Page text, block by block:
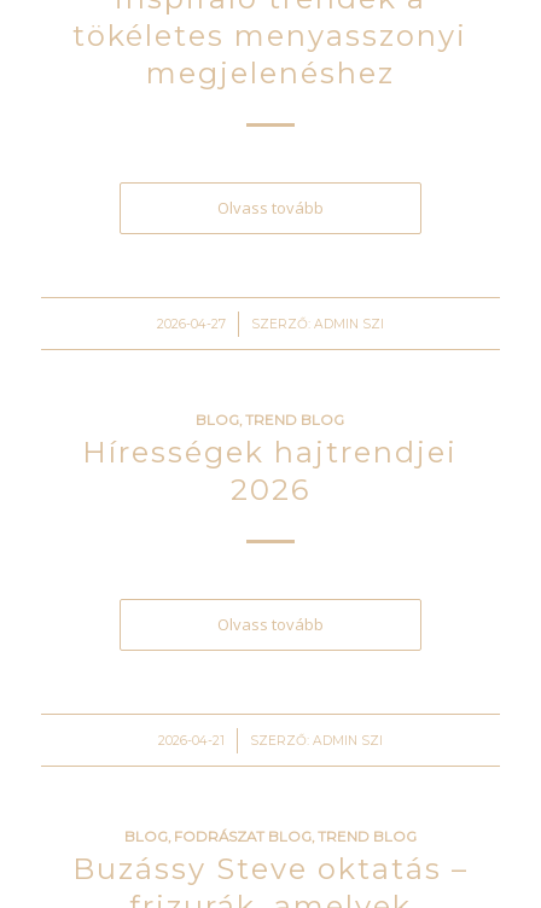
tökéletes menyasszonyi
megjelenéshez
Olvass tovább
2026-04-27
/ SZERZŐ: ADMIN SZI
BLOG,TREND BLOG
Hírességek hajtrendjei
2026
Olvass tovább
2026-04-21
/ SZERZŐ: ADMIN SZI
BLOG, FODRÁSZAT BLOG,TREND BLOG
Buzássy Steve oktatás –